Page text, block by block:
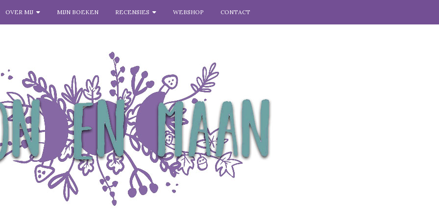
OVER MIJ MIJN BOEKEN RECENSIES WEBSHOP CONTACT